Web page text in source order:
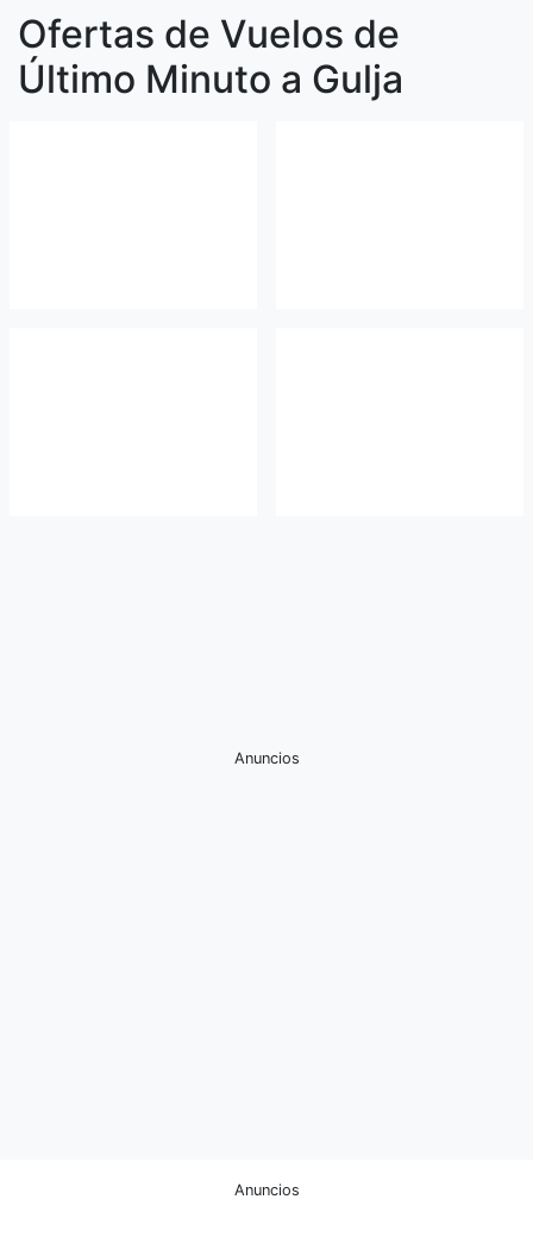
Ofertas de Vuelos de
Último Minuto a Gulja
Anuncios
Anuncios